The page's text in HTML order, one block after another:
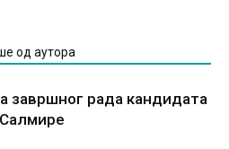
од аутора
завршног рада кандидата